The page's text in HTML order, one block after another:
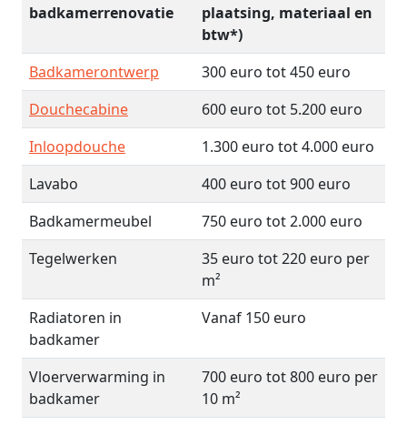
badkamerrenovatie
plaatsing, materiaal en
btw*)
Badkamerontwerp
300 euro tot 450 euro
Douchecabine
600 euro tot 5.200 euro
Inloopdouche
1.300 euro tot 4.000 euro
Lavabo
400 euro tot 900 euro
Badkamermeubel
750 euro tot 2.000 euro
Tegelwerken
35 euro tot 220 euro per
m²
Radiatoren in
badkamer
Vanaf 150 euro
Vloerverwarming in
badkamer
700 euro tot 800 euro per
10 m²